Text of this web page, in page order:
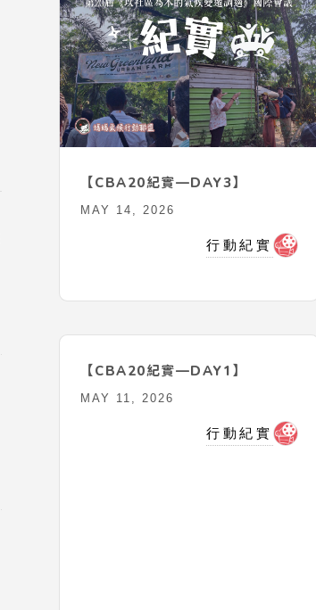
【CBA20紀實—DAY3】
MAY 14, 2026
行動紀實